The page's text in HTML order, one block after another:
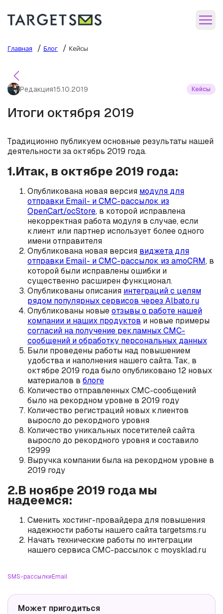
Главная / Блог / Кейсы
Редакция15.10.2019 Кейсы
Итоги октября 2019
Традиционно публикуем основные результаты нашей
деятельности за октябрь 2019 года.
1.Итак, в октябре 2019 года:
Опубликована новая версия модуля для
отправки Email- и СМС-рассылок из
OpenCart/ocStore, в которой исправлена
некорректная работа модуля в случае, если
клиент или партнер использует более одного
имени отправителя
Опубликована новая версия виджета для
отправки Email- и СМС-рассылок из amoCRM, в
которой были исправлены ошибки и
существенно расширен функционал.
Опубликованы описания интеграций с целям
рядом популярных сервисов через Albato.ru
Опубликованы новыеотзывы о работе нашей
компании и наших продуктов и новые примеры
согласий на получение рекламных СМС-
сообщений и обработку персональных данных
Были проведены работы над повышением
удобства и наполнения нашего сайта. Так, в
октябре 2019 года было опубликовано 12 новых
материалов в блоге
Количество отправленных СМС-сообщений
было на рекордном уровне в 2019 году
Количество регистраций новых клиентов
выросло до рекордного уровня
Количество уникальных посетителей сайта
выросло до рекордного уровня и составило
12999
Выручка компании была на рекордном уровне в
2019 году
2.В ноябре 2019 года мы
надеемся:
Сменить хостинг-провайдера для повышения
надежности работы нашего сайта targetsms.ru
Начать технические работы по интеграции
нашего сервиса СМС-рассылок с moysklad.ru
SMS-рассылкиEmail
Может пригодиться